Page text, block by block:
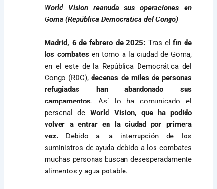
World Vision reanuda sus operaciones en
Goma (República Democrática del Congo)
Madrid, 6 de febrero de 2025: Tras elfin de
los combatesen torno a la ciudad de Goma,
en el este de la República Democrática del
Congo (RDC),decenas de miles de personas
refugiadas han abandonado sus
campamentos.Así lo ha comunicado el
personal deWorld Vision, que ha podido
volver a entrar en la ciudad por primera
vez. Debido a la interrupción de los
suministros de ayuda debido a los combates
muchas personas buscan desesperadamente
alimentos y agua potable.